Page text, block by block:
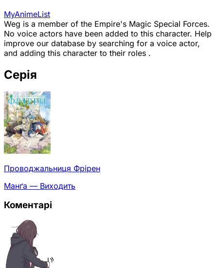
MyAnimeList
Weg is a member of the Empire's Magic Special Forces.
No voice actors have been added to this character. Help
improve our database by searching for a voice actor,
and adding this character to their roles .
Серія
Проводжальниця Фрірен
Манґа — Виходить
Коментарі